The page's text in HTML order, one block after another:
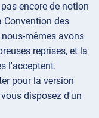
encore de notion
Convention des
mêmes avons
reprises, et la
l'acceptent.
pour la version
disposez d'un